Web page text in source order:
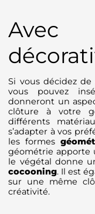
Avec
Si vous décidez
vous pouvez
donneront un
clôture à votre
différents
s’adapter à vos
les formes
géométrie apporte
le végétal donne
cocooning. Il est
sur une même
créativité.